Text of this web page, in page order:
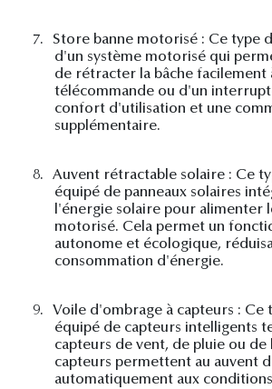
7.
Store banne motorisé : Ce type
d'un système motorisé qui
de rétracter la bâche facilement
télécommande ou d'un
confort d'utilisation et une
supplémentaire.
8.
Auvent rétractable solaire : Ce
équipé de panneaux solaires
l'énergie solaire pour alimenter
motorisé. Cela permet un
autonome et écologique,
consommation d'énergie.
9.
Voile d'ombrage à capteurs : Ce
équipé de capteurs intelligents
capteurs de vent, de pluie ou de
capteurs permettent au auvent
automatiquement aux